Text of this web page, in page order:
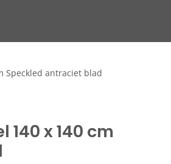
Speckled antraciet blad
x 140 cm